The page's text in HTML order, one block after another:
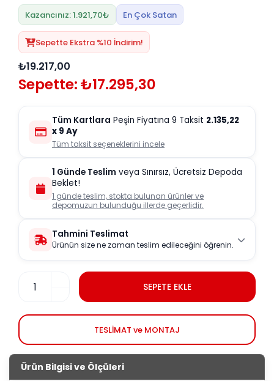
Kazancınız: 1.921,70₺ En Çok Satan
Sepette Ekstra %10 İndirim!
₺19.217,00
Sepette: ₺17.295,30
Tüm Kartlara Peşin Fiyatına 9 Taksit 2.135,22
x 9 Ay
Tüm taksit seçeneklerini incele
1 Günde Teslim veya Sınırsız, Ücretsiz Depoda
Beklet!
1 günde teslim, stokta bulunan ürünler ve
depomuzun bulunduğu illerde geçerlidir.
Tahmini Teslimat
Ürünün size ne zaman teslim edileceğini öğrenin.
SEPETE EKLE
TESLİMAT ve MONTAJ
Ürün Bilgisi ve Ölçüleri